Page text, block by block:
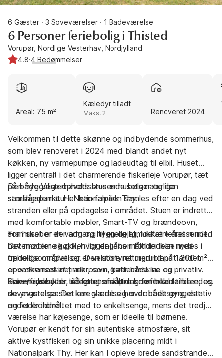
6 Gæster · 3 Soveværelser · 1 Badeværelse
6 Personer feriebolig i Thisted
Vorupør, Nordlige Vesterhav, Nordjylland
4.8·4 Bedømmelser
Areal: 75 m²
Kæledyr tilladt
Maks. 2 Renoveret 2024
Velkommen til dette skønne og indbydende sommerhus,
som blev renoveret i 2024 med blandt andet nyt
køkken, ny varmepumpe og ladeudtag til elbil. Huset
ligger centralt i det charmerende fiskerleje Vorupør, tæt
på både Vesterhavets brusende bølger og den
storslåede natur i Nationalpark Thy.
Den hyggelige opholdsstue er husets naturlige
samlingspunkt. Her kan familien samles efter en dag ved
stranden eller på opdagelse i området. Stuen er indrettet
med komfortable møbler, Smart-TV og brændeovn,
som skaber en varm og hyggelig atmosfære året rundt.
Det moderne køkken ligger i åben forbindelse med
opholdsområdet og er veludstyret med blandt andet
opvaskemaskine, mikroovn, kaffemaskine og
køle-/fryseskab, så feriens måltider nemt kan tilberedes.
Fra huset er der adgang til en dejlig, lukket terrasse med
havemøbler og grill, hvor dagens måltider kan nydes i
fredelige omgivelser. Den store naturgrund på 1.200 m²
er omkranset af træer, som giver både læ og privatliv.
Haven indbyder til leg og afslapning for hele familien, og
de yngste gæster kan glæde sig over både gyngestativ
og fodboldmål.
Sommerhuset er indrettet med tre komfortable
soveværelser. Det ene værelse har dobbeltseng, det
andet er indrettet med to enkeltsenge, mens det tredje
værelse har køjesenge, som er ideelle til børnene.
Vorupør er kendt for sin autentiske atmosfære, sit
aktive kystfiskeri og sin unikke placering midt i
Nationalpark Thy. Her kan I opleve brede sandstrande,